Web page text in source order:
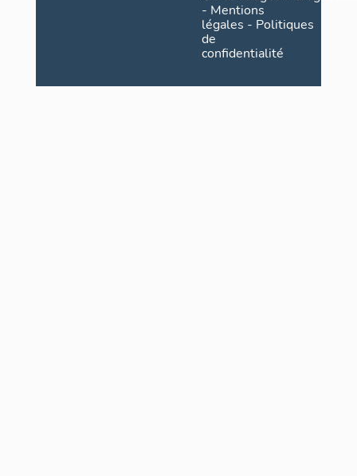
- Mentions
légales - Politiques
de
confidentialité